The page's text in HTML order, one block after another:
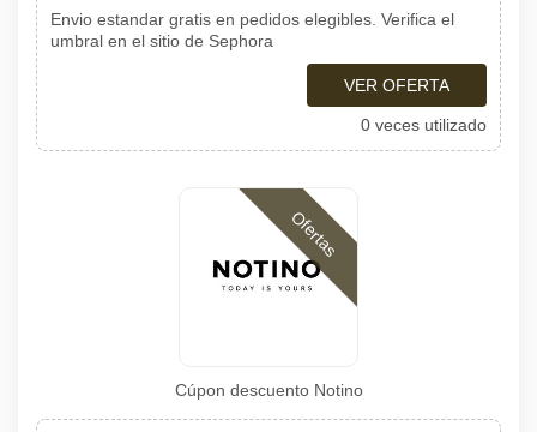
Envio estandar gratis en pedidos elegibles. Verifica el
umbral en el sitio de Sephora
VER OFERTA
0 veces utilizado
Ofertas
Cúpon descuento Notino